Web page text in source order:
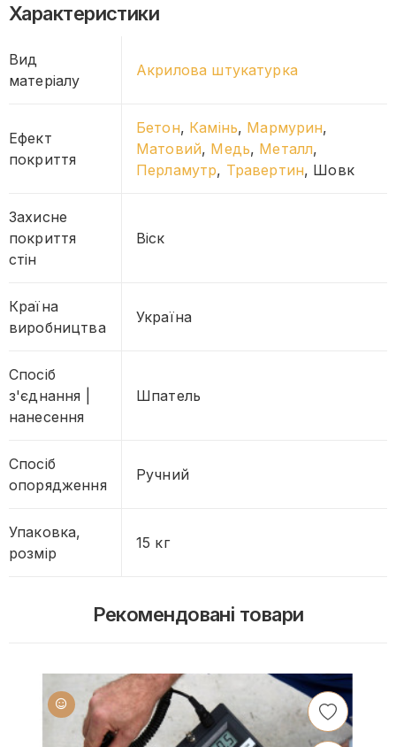
Характеристики
Вид
матеріалу
Акрилова штукатурка
Ефект
покриття
Бетон, Камінь, Мармурин,
Матовий, Медь, Металл,
Перламутр, Травертин, Шовк
Захисне
покриття
стін
Віск
Країна
виробництва
Україна
Спосіб
з'єднання |
нанесення
Шпатель
Спосіб
опорядження
Ручний
Упаковка,
розмір
15 кг
Рекомендовані товари